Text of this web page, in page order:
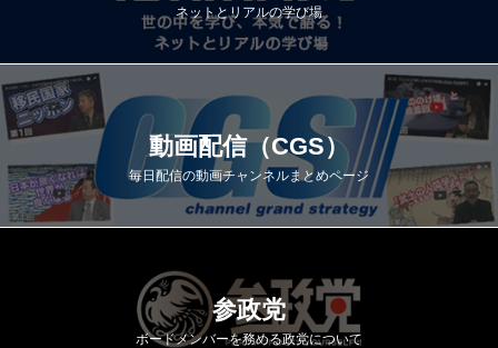
ネットとリアルの学び場
動画配信（CGS）
毎日配信の動画チャンネルまとめページ
参政党
ボードメンバーを務める政党について